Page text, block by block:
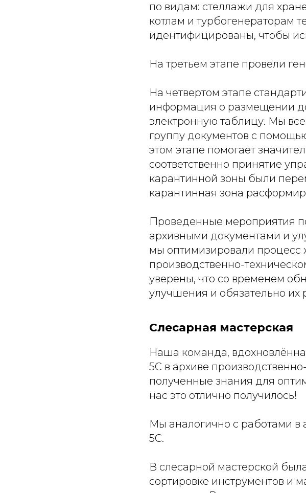
по видам: стеллажи для
котлам и турбогенераторам
идентифицированы, чтобы
На третьем этапе провели
На четвертом этапе
информация о размещении
электронную таблицу. Мы
группу документов с
этом этапе помогает
соответственно принятие
карантинной зоны были
карантинная зона
Проведенные мероприятия
архивными документами и
мы оптимизировали процесс
производственно-
уверены, что со временем
улучшения и обязательно их
Слесарная мастерская
Наша команда,
5С в архиве
полученные знания для
нас это отлично получилось!
Мы аналогично с работами
5С.
В слесарной мастерской
сортировке инструментов и